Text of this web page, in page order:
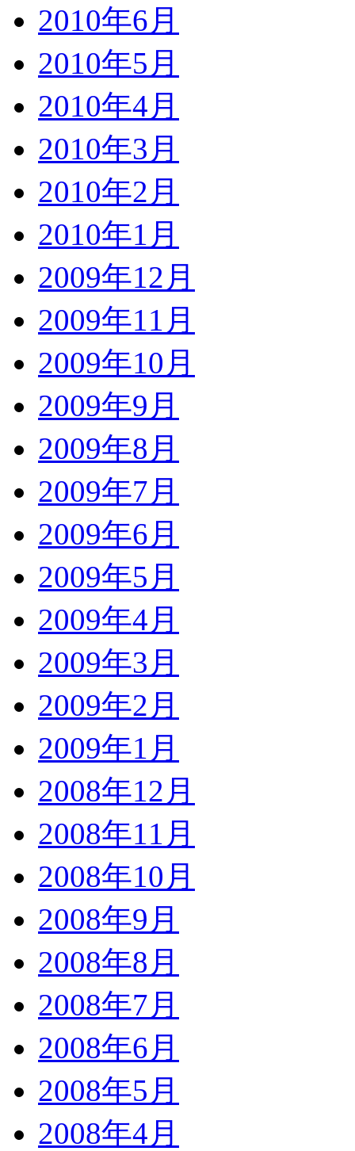
2010年6月
2010年5月
2010年4月
2010年3月
2010年2月
2010年1月
2009年12月
2009年11月
2009年10月
2009年9月
2009年8月
2009年7月
2009年6月
2009年5月
2009年4月
2009年3月
2009年2月
2009年1月
2008年12月
2008年11月
2008年10月
2008年9月
2008年8月
2008年7月
2008年6月
2008年5月
2008年4月